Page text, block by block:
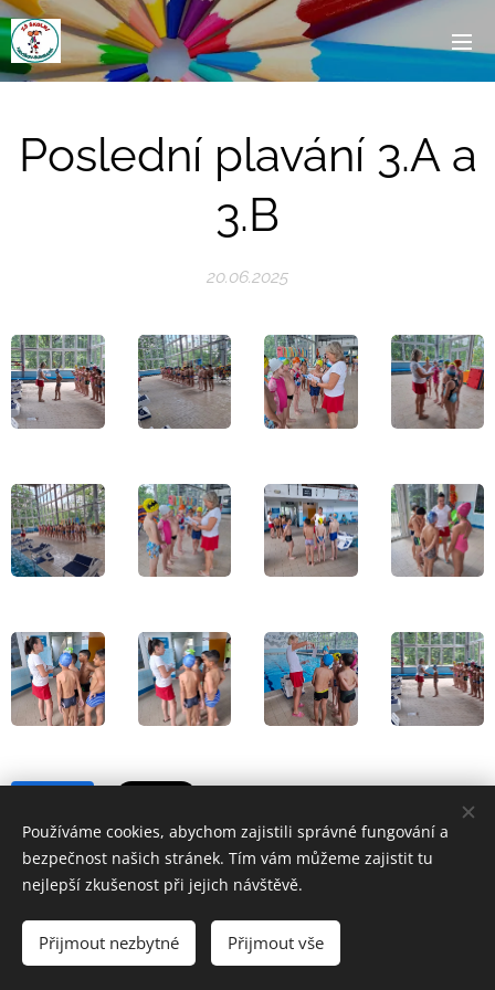
Poslední plavání 3.A a
3.B
20.06.2025
Základní škola a Mateřská škola Školní 1/814,Havířov-Šumbark,
příspěvková organizace
Používáme cookies, abychom zajistili správné fungování a
bezpečnost našich stránek. Tím vám můžeme zajistit tu
nejlepší zkušenost při jejich návštěvě.
Přijmout nezbytné Přijmout vše